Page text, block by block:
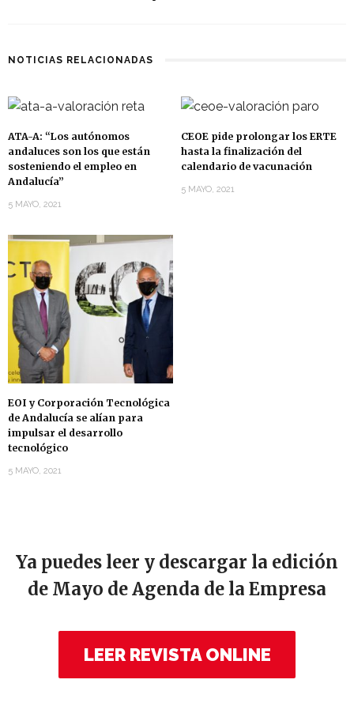
NOTICIAS RELACIONADAS
ATA-A: “Los autónomos
andaluces son los que están
sosteniendo el empleo en
Andalucía”
5 MAYO, 2021
CEOE pide prolongar los ERTE
hasta la finalización del
calendario de vacunación
5 MAYO, 2021
EOI y Corporación Tecnológica
de Andalucía se alían para
impulsar el desarrollo
tecnológico
5 MAYO, 2021
Ya puedes leer y descargar la edición
de Mayo de Agenda de la Empresa
LEER REVISTA ONLINE